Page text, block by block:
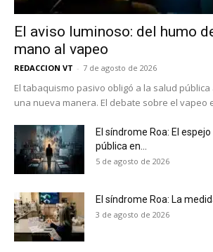
Suscríbete a nuestro boletín
reducción de daños en tu
electrónico.
receive all the news of vaping
tobacco harm reduction in your
El aviso luminoso: del humo
mano al vapeo
REDACCION VT - 7 de agosto de 2026
El tabaquismo pasivo obligó a la salud
una nueva manera. El debate sobre el vapeo
El síndrome Roa: El
pública en...
5 de agosto de 2026
El síndrome Roa: La
3 de agosto de 2026